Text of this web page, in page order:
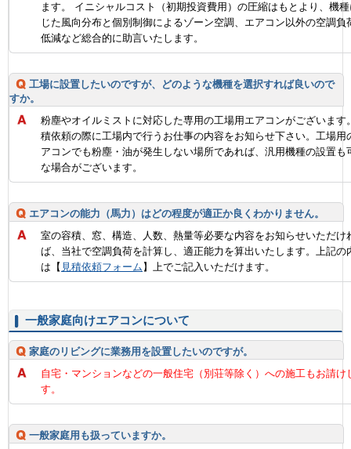
ます。 イニシャルコスト（初期投資費用）の圧縮はもとより、機
じた風向分布と個別制御によるゾーン空調、エアコン以外の空調負
低減など総合的に助言いたします。
工場に設置したいのですが、どのような機種を選択すれば良いので
すか。
粉塵やオイルミストに対応した専用の工場用エアコンがございます
積依頼の際に工場内で行うお仕事の内容をお知らせ下さい。工場用
アコンでも粉塵・油が発生しない場所であれば、汎用機種の設置も
な場合がございます。
エアコンの能力（馬力）はどの程度が適正か良くわかりません。
室の容積、窓、構造、人数、熱量等必要な内容をお知らせいただけ
ば、当社で空調負荷を計算し、適正能力を算出いたします。上記の
は【 見積依頼フォーム 】上でご記入いただけます。
一般家庭向けエアコンについて
家庭のリビングに業務用を設置したいのですが。
自宅・マンションなどの一般住宅（別荘等除く）への施工もお請け
す。
一般家庭用も扱っていますか。